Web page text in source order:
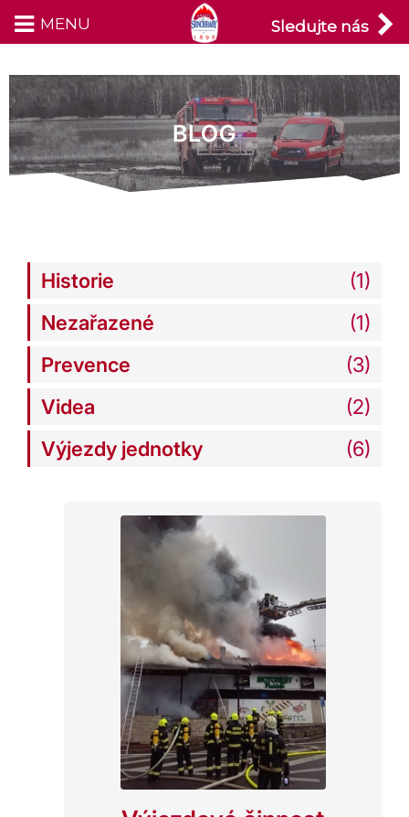
Přeskočit
na
BLOG
Historie
(1)
Nezařazené
(1)
Prevence
(3)
Videa
(2)
Výjezdy jednotky
(6)
MENU Sledujte nás